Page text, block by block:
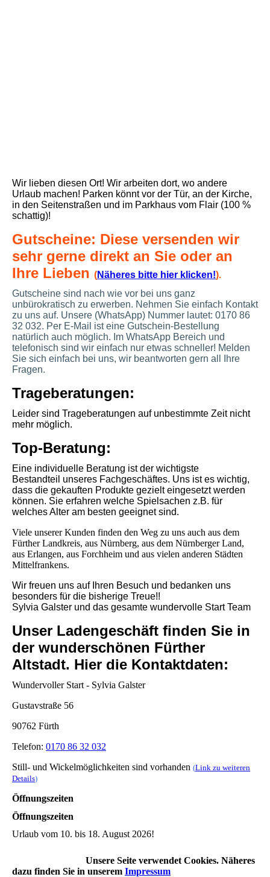
Wir lieben diesen Ort! Wir arbeiten dort, wo andere
Urlaub machen! Parken könnt vor der Tür, an der Kirche,
in den Seitenstraßen und im Parkhaus vom Flair (100 %
schattig)!
Gutscheine: Diese versenden wir
sehr gerne direkt an Sie oder an
Ihre Lieben (Näheres bitte hier klicken!).
Gutscheine sind nach wie vor bei uns ganz
unbürokratisch zu erwerben. Nehmen Sie einfach Kontakt
zu uns auf. Unsere (WhatsApp) Nummer lautet: 0170 86
32 032. Per E-Mail ist eine Gutschein-Bestellung
natürlich auch möglich. Im WhatsApp Bereich und
telefonisch sind wir einfach nur etwas schneller! Melden
Sie sich einfach bei uns, wir beantworten gern all Ihre
Fragen.
Trageberatungen:
Leider sind Trageberatungen auf unbestimmte Zeit nicht
mehr möglich.
Top-Beratung:
Eine individuelle Beratung ist der wichtigste
Bestandteil unseres Fachgeschäftes. Uns ist es wichtig,
dass die gekauften Produkte gezielt eingesetzt werden
können. Sie erfahren welche Spielsachen z.B. für
welches Alter am besten geeignet sind.
Viele unserer Kunden finden den Weg zu uns auch aus dem
Fürther Landkreis, aus Nürnberg, aus dem Nürnberger Land,
aus Erlangen, aus Forchheim und aus vielen anderen Städten
Mittelfrankens.
Wir freuen uns auf Ihren Besuch und bedanken uns
besonders für die bisherige Treue!!
Sylvia Galster und das gesamte wundervolle Start Team
Unser Ladengeschäft finden Sie in
der wunderschönen Fürther
Altstadt. Hier die Kontaktdaten:
Wundervoller Start - Sylvia Galster
Gustavstraße 56
90762 Fürth
Telefon: 0170 86 32 032
Still- und Wickelmöglichkeiten sind vorhanden (Link zu weiteren
Details)
Öffnungszeiten
Öffnungszeiten
Urlaub vom 10. bis 18. August 2026!
Unsere Seite verwendet Cookies. Näheres
dazu finden Sie in unserem Impressum